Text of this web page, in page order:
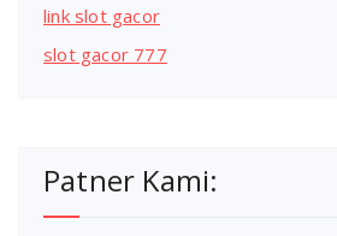
link slot gacor
slot gacor 777
Patner Kami: